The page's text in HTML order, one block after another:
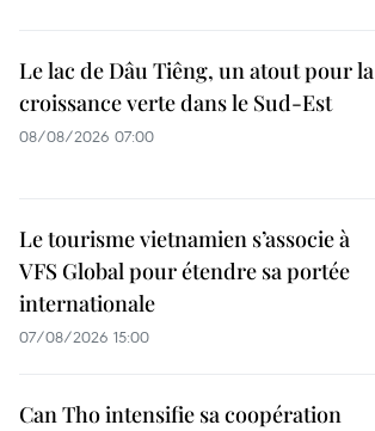
Le lac de Dâu Tiêng, un atout pour la
croissance verte dans le Sud-Est
08/08/2026 07:00
Le tourisme vietnamien s’associe à
VFS Global pour étendre sa portée
internationale
07/08/2026 15:00
Can Tho intensifie sa coopération